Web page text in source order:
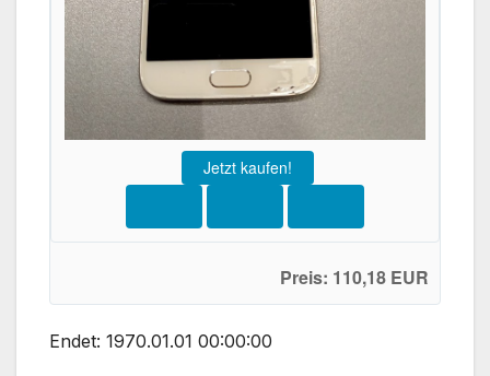
Jetzt kaufen!
Preis: 110,18 EUR
Endet: 1970.01.01 00:00:00